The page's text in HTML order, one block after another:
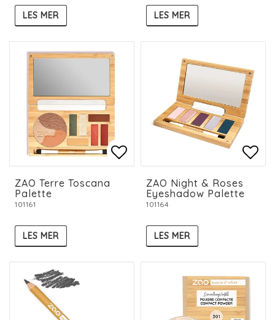
LES MER LES MER
Add to list of
Add to list of
ZAO Terre Toscana
Palette
101161
LES MER
ZAO Night & Roses
Eyeshadow Palette
101164
LES MER